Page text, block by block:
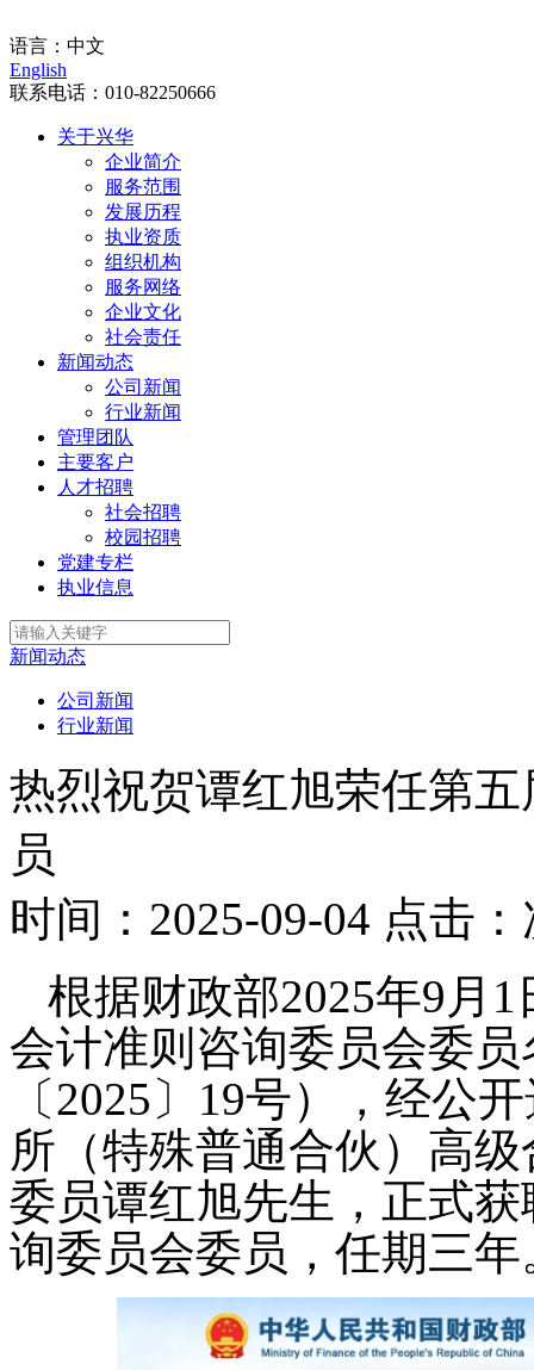
语言： 中文
English
联系电话： 010-82250666
关于兴华
企业简介
服务范围
发展历程
执业资质
组织机构
服务网络
企业文化
社会责任
新闻动态
公司新闻
行业新闻
管理团队
主要客户
人才招聘
社会招聘
校园招聘
党建专栏
执业信息
新闻动态
公司新闻
行业新闻
热烈祝贺谭红旭荣任第
员
时间：2025-09-04 点击：
根据财政部2025年9月
会计准则咨询委员会委
〔2025〕19号），经公
所（特殊普通合伙）高
委员谭红旭先生，正式
询委员会委员，任期三年